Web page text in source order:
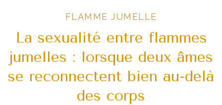
FLAMME JUMELLE
La sexualité entre flammes
jumelles : lorsque deux âmes
se reconnectent bien au-delà
des corps